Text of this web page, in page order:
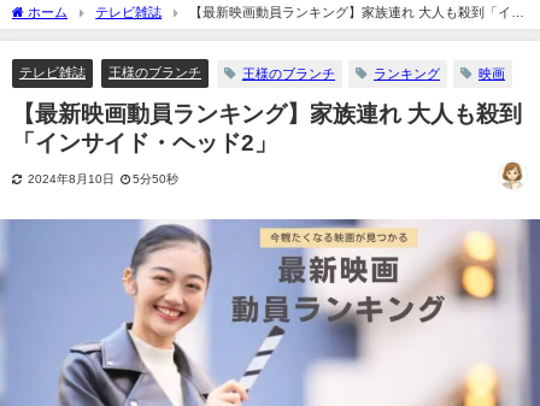
ホーム テレビ雑誌
【最新映画動員ランキング】家族連れ 大人も殺到「イン
サイド・ヘッド2」
テレビ雑誌 王様のブランチ 王様のブランチ ランキング 映画
【最新映画動員ランキング】家族連れ 大人も殺到
「インサイド・ヘッド2」
2024年8月10日 5分50秒